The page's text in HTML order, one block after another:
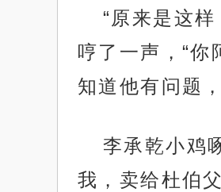
“原来是这
哼了一声，“
知道他有问题
李承乾小鸡
我，卖给杜伯